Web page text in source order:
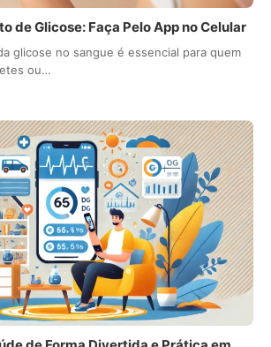
de Glicose: Faça Pelo App no Celular
glicose no sangue é essencial para quem
ou…